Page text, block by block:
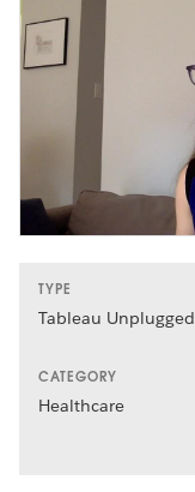
TYPE
Tableau Unplugged
CATEGORY
Healthcare